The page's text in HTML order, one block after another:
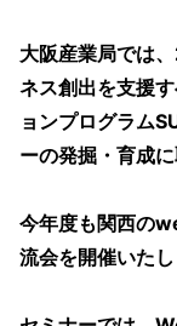
大阪産業局では
ネス創出を支援
ョンプログラム
ーの発掘・育成
今年度も関西の
流会を開催いたし